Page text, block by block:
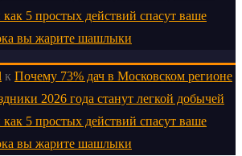
5 простых действий спасут ваше
вы жарите шашлыки
к Почему 73% дач в Московском регионе
2026 года станут легкой добычей
5 простых действий спасут ваше
вы жарите шашлыки